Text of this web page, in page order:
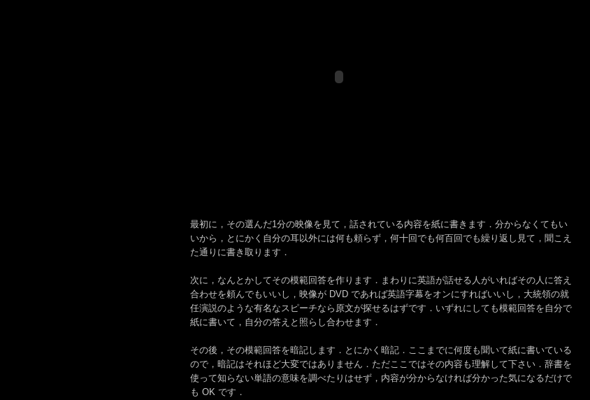
最初に，その選んだ1分の映像を見て，話されている内容を紙に書きます．分からなくてもい
いから，とにかく自分の耳以外には何も頼らず，何十回でも何百回でも繰り返し見て，聞こえ
た通りに書き取ります．
次に，なんとかしてその模範回答を作ります．まわりに英語が話せる人がいればその人に答え
合わせを頼んでもいいし，映像が DVD であれば英語字幕をオンにすればいいし，大統領の就
任演説のような有名なスピーチなら原文が探せるはずです．いずれにしても模範回答を自分で
紙に書いて，自分の答えと照らし合わせます．
その後，その模範回答を暗記します．とにかく暗記．ここまでに何度も聞いて紙に書いている
ので，暗記はそれほど大変ではありません．ただここではその内容も理解して下さい．辞書を
使って知らない単語の意味を調べたりはせず，内容が分からなければ分かった気になるだけで
も OK です．